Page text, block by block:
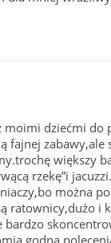
moimi dziećmi do
fajnej zabawy,ale
większy
rzekę”i
można
ratownicy,dużo i
bardzo
godna